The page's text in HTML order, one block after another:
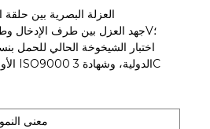
2. العزلة البصرية بين
3. جهد العزل بين طرف الإدخال وطرف الإخراج هو 2500V؛
معنى